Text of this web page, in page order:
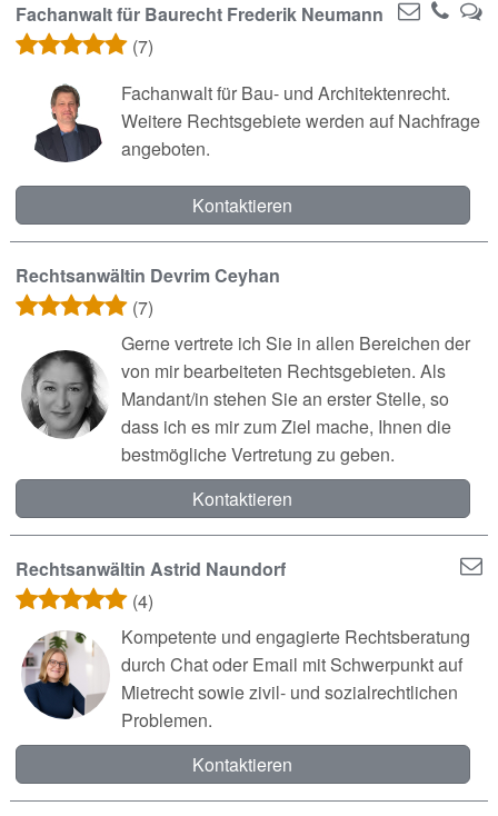
Fachanwalt für Baurecht Frederik Neumann
(7)
Fachanwalt für Bau- und Architektenrecht.
Weitere Rechtsgebiete werden auf Nachfrage
angeboten.
Kontaktieren
Rechtsanwältin Devrim Ceyhan
(7)
Gerne vertrete ich Sie in allen Bereichen der
von mir bearbeiteten Rechtsgebieten. Als
Mandant/in stehen Sie an erster Stelle, so
dass ich es mir zum Ziel mache, Ihnen die
bestmögliche Vertretung zu geben.
Kontaktieren
Rechtsanwältin Astrid Naundorf
(4)
Kompetente und engagierte Rechtsberatung
durch Chat oder Email mit Schwerpunkt auf
Mietrecht sowie zivil- und sozialrechtlichen
Problemen.
Kontaktieren